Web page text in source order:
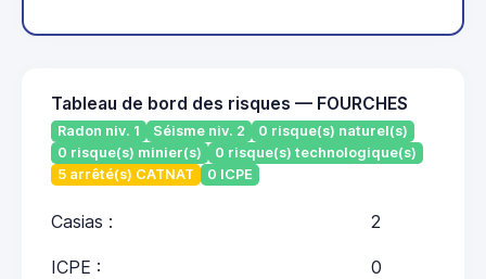
Tableau de bord des risques — FOURCHES
Radon niv. 1 Séisme niv. 2
0 risque(s) naturel(s)
0 risque(s) minier(s)
0 risque(s) technologique(s)
5 arrêté(s) CATNAT
0 ICPE
Casias : 2
ICPE : 0